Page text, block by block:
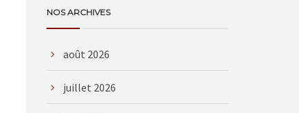
NOS ARCHIVES
août 2026
juillet 2026